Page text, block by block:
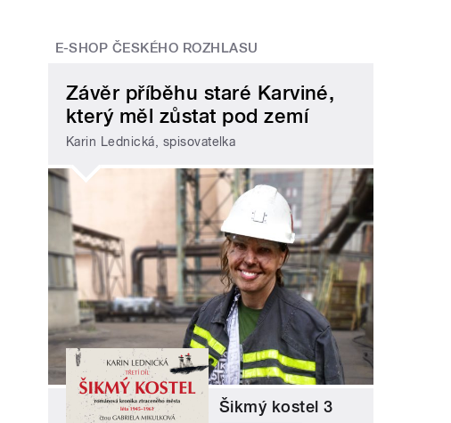
E-SHOP ČESKÉHO ROZHLASU
Závěr příběhu staré Karviné,
který měl zůstat pod zemí
Karin Lednická, spisovatelka
Šikmý kostel 3